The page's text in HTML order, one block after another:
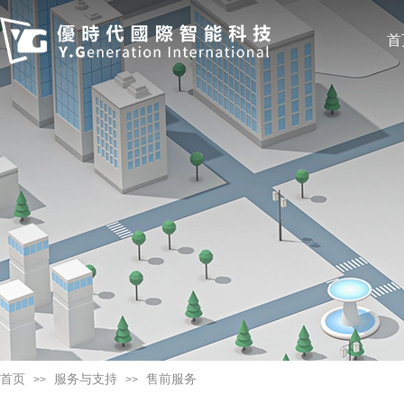
首
首页 >> 服务与支持 >> 售前服务